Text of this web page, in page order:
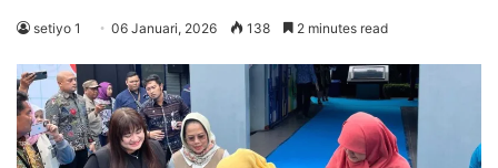
setiyo 1 06 Januari, 2026 138 2 minutes read